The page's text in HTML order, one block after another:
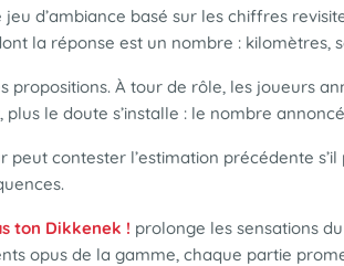
d’ambiance basé sur les chiffres
la réponse est un nombre : kilomètres,
propositions. À tour de rôle, les joueurs
le doute s’installe : le nombre
peut contester l’estimation précédente
ton Dikkenek ! prolonge les sensations
opus de la gamme, chaque partie